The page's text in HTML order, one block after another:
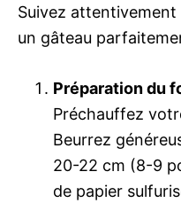
Suivez
un gâteau
Préparation du
Préchauffez
Beurrez
20-22 cm (8-9
de papier